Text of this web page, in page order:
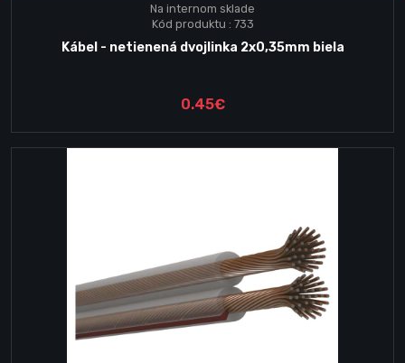
Na internom sklade
Kód produktu : 733
Kábel - netienená dvojlinka 2x0,35mm biela
0.45€